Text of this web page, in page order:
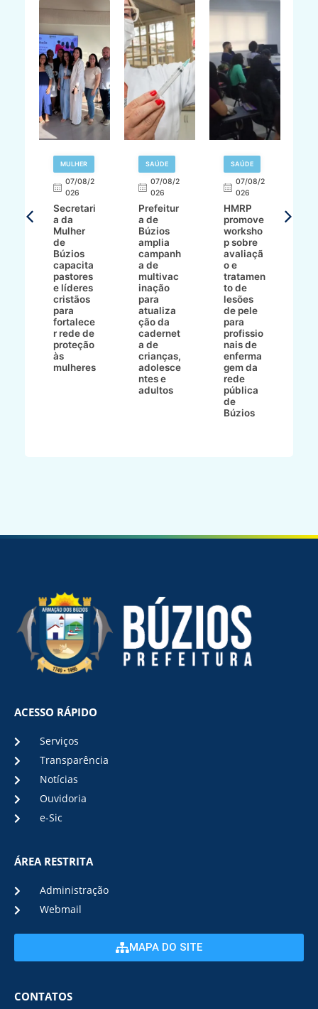
MULHER
07/08/2
026
Secretari
a da
Mulher
de
Búzios
capacita
pastores
e líderes
cristãos
para
fortalece
r rede de
proteção
às
mulheres
SAÚDE
07/08/2
026
Prefeitur
a de
Búzios
amplia
campanh
a de
multivac
inação
para
atualiza
ção da
cadernet
a de
crianças,
adolesce
ntes e
adultos
SAÚDE
07/08/2
026
HMRP
promove
worksho
p sobre
avaliaçã
o e
tratamen
to de
lesões
de pele
para
profissio
nais de
enferma
gem da
rede
pública
de
Búzios
ACESSO RÁPIDO
Serviços
Transparência
Notícias
Ouvidoria
e-Sic
ÁREA RESTRITA
Administração
Webmail
MAPA DO SITE
CONTATOS